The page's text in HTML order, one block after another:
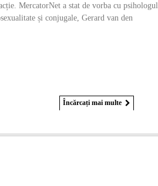
MercatorNet a stat de vorba cu psihologul
și conjugale, Gerard van den
Încărcați mai multe